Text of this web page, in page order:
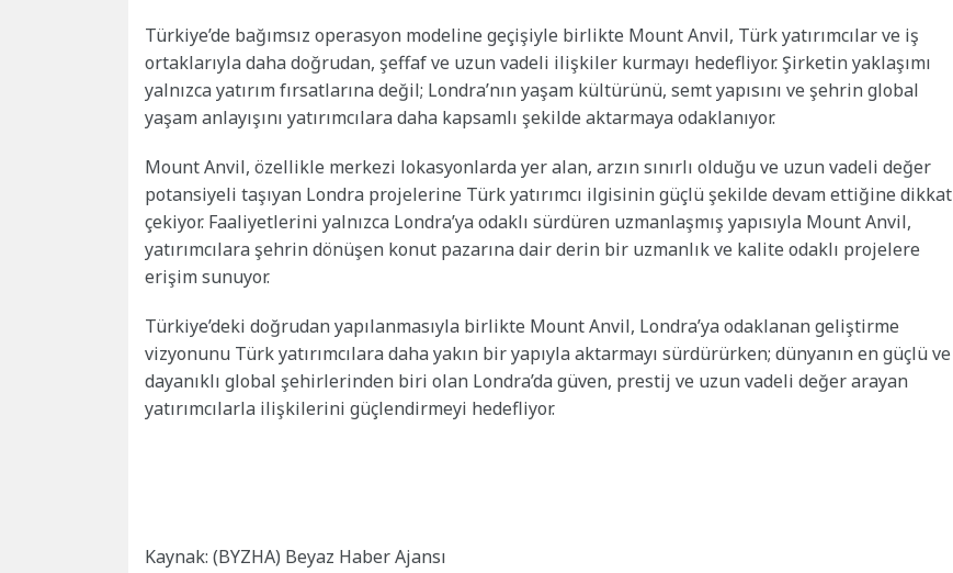
Türkiye’de bağımsız operasyon modeline geçişiyle birlikte Mount Anvil, Türk yatırımcılar ve iş
ortaklarıyla daha doğrudan, şeffaf ve uzun vadeli ilişkiler kurmayı hedefliyor. Şirketin yaklaşımı
yalnızca yatırım fırsatlarına değil; Londra’nın yaşam kültürünü, semt yapısını ve şehrin global
yaşam anlayışını yatırımcılara daha kapsamlı şekilde aktarmaya odaklanıyor.
Mount Anvil, özellikle merkezi lokasyonlarda yer alan, arzın sınırlı olduğu ve uzun vadeli değer
potansiyeli taşıyan Londra projelerine Türk yatırımcı ilgisinin güçlü şekilde devam ettiğine dikkat
çekiyor. Faaliyetlerini yalnızca Londra’ya odaklı sürdüren uzmanlaşmış yapısıyla Mount Anvil,
yatırımcılara şehrin dönüşen konut pazarına dair derin bir uzmanlık ve kalite odaklı projelere
erişim sunuyor.
Türkiye’deki doğrudan yapılanmasıyla birlikte Mount Anvil, Londra’ya odaklanan geliştirme
vizyonunu Türk yatırımcılara daha yakın bir yapıyla aktarmayı sürdürürken; dünyanın en güçlü ve
dayanıklı global şehirlerinden biri olan Londra’da güven, prestij ve uzun vadeli değer arayan
yatırımcılarla ilişkilerini güçlendirmeyi hedefliyor.
Kaynak: (BYZHA) Beyaz Haber Ajansı